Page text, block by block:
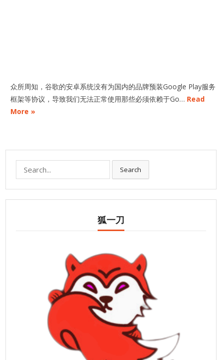
众所周知，谷歌的安卓系统没有为国内的品牌预装Google Play服务
框架等协议，导致我们无法正常使用那些必须依赖于Go… Read
More »
Search
狐一刀